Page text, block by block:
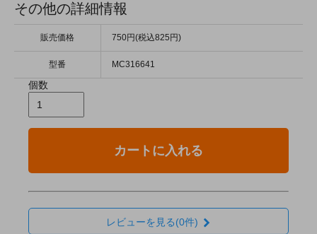
その他の詳細情報
販売価格 750円(税込825円)
型番 MC316641
個数
カートに入れる
レビューを見る(0件)